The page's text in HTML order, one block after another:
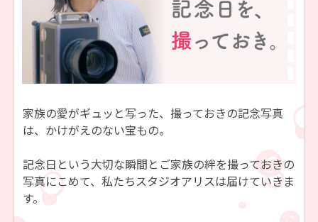
家族の愛がギュッと写った、撮っておきの記念写真
は、かけがえのない宝もの。
記念日という大切な瞬間とご家族の絆を撮っておきの
写真にこめて、私たちスタジオアリスは届けていきま
す。